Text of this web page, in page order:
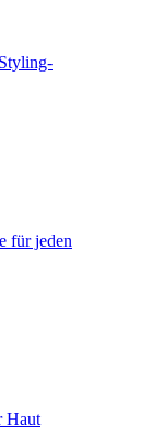
für jeden
Haut